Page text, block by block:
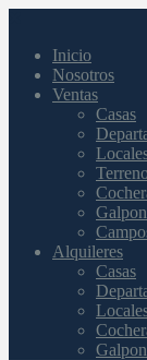
Inicio
Nosotros
Ventas
Casas
Alquileres
Casas